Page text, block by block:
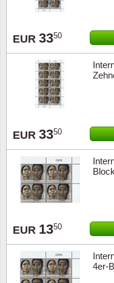
EUR 3350
EUR 3350
EUR 1350
4er-